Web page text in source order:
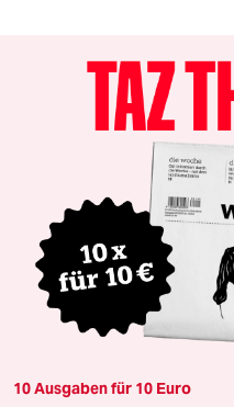
10 Ausgaben für 10 Euro